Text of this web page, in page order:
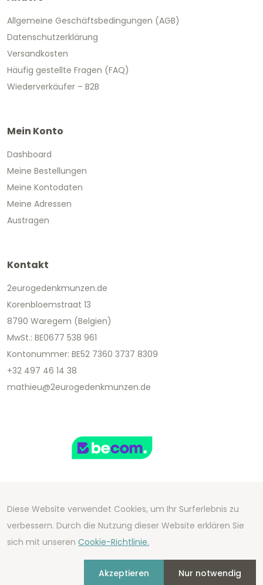
Allgemeine Geschäftsbedingungen (AGB)
Datenschutzerklärung
Versandkosten
Häufig gestellte Fragen (FAQ)
Wiederverkäufer – B2B
Mein Konto
Dashboard
Meine Bestellungen
Meine Kontodaten
Meine Adressen
Austragen
Kontakt
2eurogedenkmunzen.de
Korenbloemstraat 13
8790 Waregem (Belgien)
MwSt.: BE0677 538 961
Kontonummer: BE52 7360 3737 8309
+32 497 46 14 38
mathieu@2eurogedenkmunzen.de
Copyright 2026 We Can Do Better Online BV
Development by2mprove- Content by
2eurogedenkmunzen.de
Diese Website verwendet Cookies, um Ihr Surferlebnis zu
verbessern. Durch die Nutzung dieser Website erklären Sie
sich mit unseren Cookie-Richtlinie.
Akzeptieren Nur notwendig